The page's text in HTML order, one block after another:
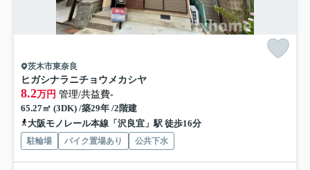
茨木市東奈良
ヒガシナラニチョウメカシヤ
8.2万円 管理/共益費-
65.27㎡ (3DK) /築29年 /2階建
大阪モノレール本線「沢良宜」駅 徒歩16分
駐輪場 バイク置場あり 公共下水